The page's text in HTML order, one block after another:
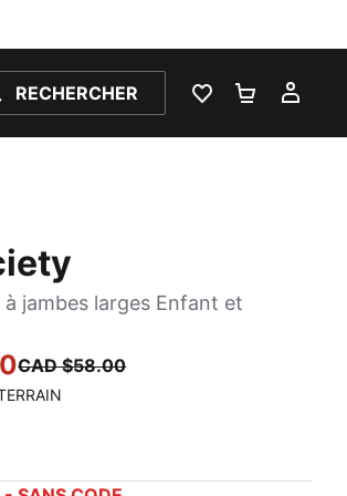
RECHERCHER
LISTE DEPANIER 0
jambes larges Enfant et
CAD $58.00